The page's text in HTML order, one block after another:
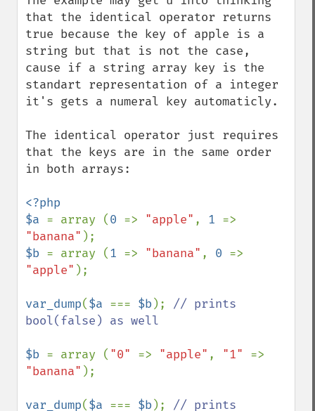
that the identical operator returns
true because the key of apple is a
string but that is not the case,
cause if a string array key is the
standart representation of a integer
it's gets a numeral key automaticly.
The identical operator just requires
that the keys are in the same order
in both arrays:
<?php
$a = array (0 => "apple" , 1
"banana"
$b = array (1 => "banana" , 0
"apple" );
var_dump($a === $b); // prints
bool(false) as well
$b = array ( "0" => "apple" , "1"
"banana" );
var_dump($a === $b); // prints